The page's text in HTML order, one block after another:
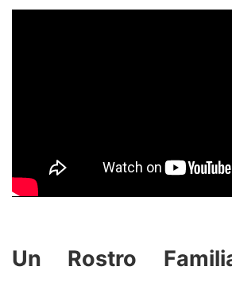
Un Rostro